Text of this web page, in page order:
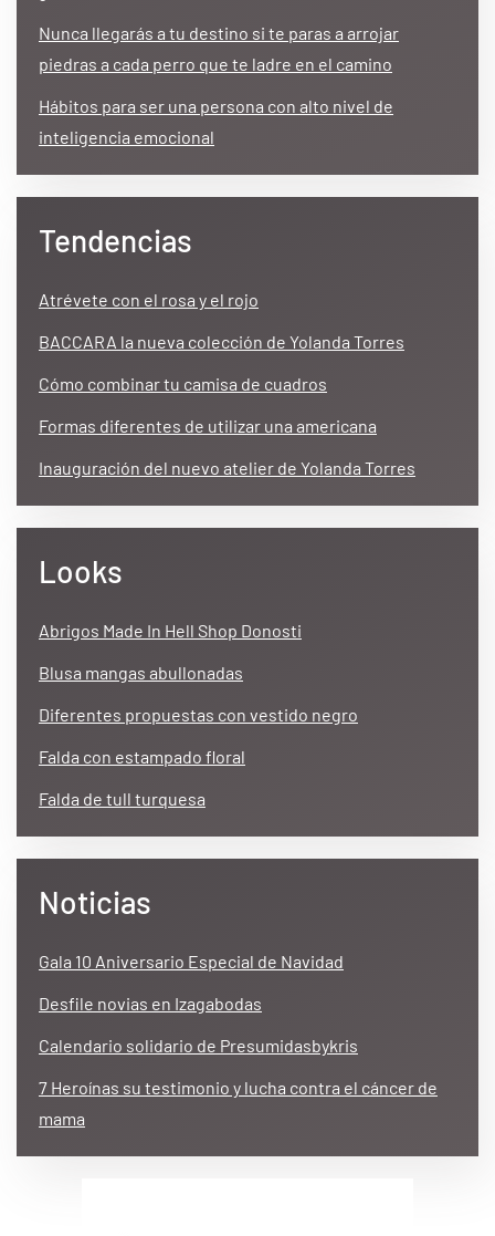
Nunca llegarás a tu destino si te paras a arrojar
piedras a cada perro que te ladre en el camino
Hábitos para ser una persona con alto nivel de
inteligencia emocional
Tendencias
Atrévete con el rosa y el rojo
BACCARA la nueva colección de Yolanda Torres
Cómo combinar tu camisa de cuadros
Formas diferentes de utilizar una americana
Inauguración del nuevo atelier de Yolanda Torres
Looks
Abrigos Made In Hell Shop Donosti
Blusa mangas abullonadas
Diferentes propuestas con vestido negro
Falda con estampado floral
Falda de tull turquesa
Noticias
Gala 10 Aniversario Especial de Navidad
Desfile novias en Izagabodas
Calendario solidario de Presumidasbykris
7 Heroínas su testimonio y lucha contra el cáncer de
mama